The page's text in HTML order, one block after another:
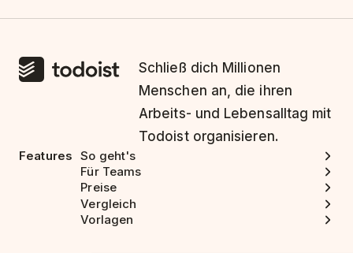
Schließ dich Millionen
Menschen an, die ihren
Arbeits- und Lebensalltag mit
Todoist organisieren.
Features So geht's
Für Teams
Preise
Vergleich
Vorlagen